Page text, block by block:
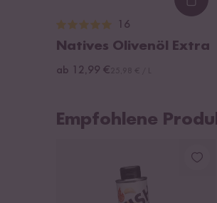
16
Natives Olivenöl Extra
ab 12,99 €
Empfohlene